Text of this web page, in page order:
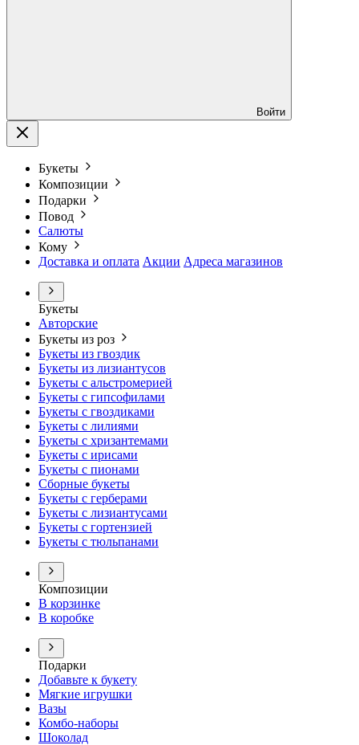
Войти
Букеты
Композиции
Подарки
Повод
Салюты
Кому
Доставка и оплата Акции Адреса магазинов
Букеты
Авторские
Букеты из роз
Букеты из гвоздик
Букеты из лизиантусов
Букеты с альстромерией
Букеты с гипсофилами
Букеты с гвоздиками
Букеты с лилиями
Букеты с хризантемами
Букеты с ирисами
Букеты с пионами
Сборные букеты
Букеты с герберами
Букеты с лизиантусами
Букеты с гортензией
Букеты с тюльпанами
Композиции
В корзинке
В коробке
Подарки
Добавьте к букету
Мягкие игрушки
Вазы
Комбо-наборы
Шоколад